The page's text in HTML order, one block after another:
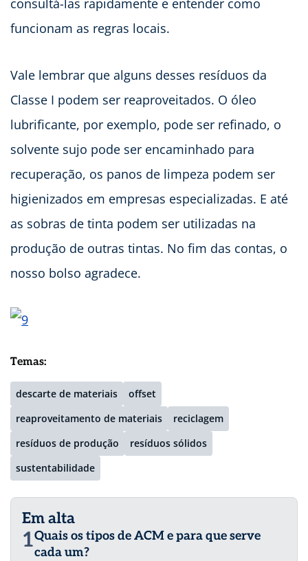
consultá-las rapidamente e entender como
funcionam as regras locais.
Vale lembrar que alguns desses resíduos da
Classe I podem ser reaproveitados. O óleo
lubrificante, por exemplo, pode ser refinado, o
solvente sujo pode ser encaminhado para
recuperação, os panos de limpeza podem ser
higienizados em empresas especializadas. E até
as sobras de tinta podem ser utilizadas na
produção de outras tintas. No fim das contas, o
nosso bolso agradece.
Temas:
descarte de materiais
offset
reaproveitamento de materiais
reciclagem
resíduos de produção
resíduos sólidos
sustentabilidade
Em alta
1Quais os tipos de ACM e para que serve
cada um?